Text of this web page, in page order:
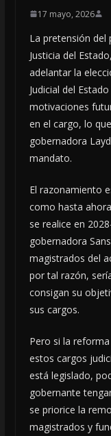
17 mayo, 2026
La pretensión del
Justicia del
adelantar la
Judicial del
motivaciones
en el cargo, lo
gobernadora
mandato.
El razonamiento
como hasta
se realice en
gobernadora
magistrados del
por tal razón,
consigan su
sus cargos.
Pero si la
estos cargos
está legislado,
gobernante
se priorice la
magistrados y